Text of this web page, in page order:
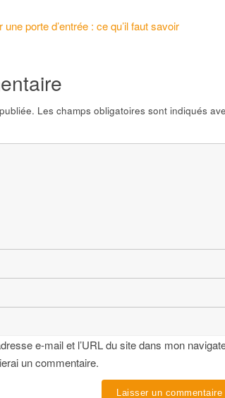
porte d’entrée : ce qu’il faut savoir
Les champs obligatoires sont indiqués
e-mail et l’URL du site dans mon
un commentaire.